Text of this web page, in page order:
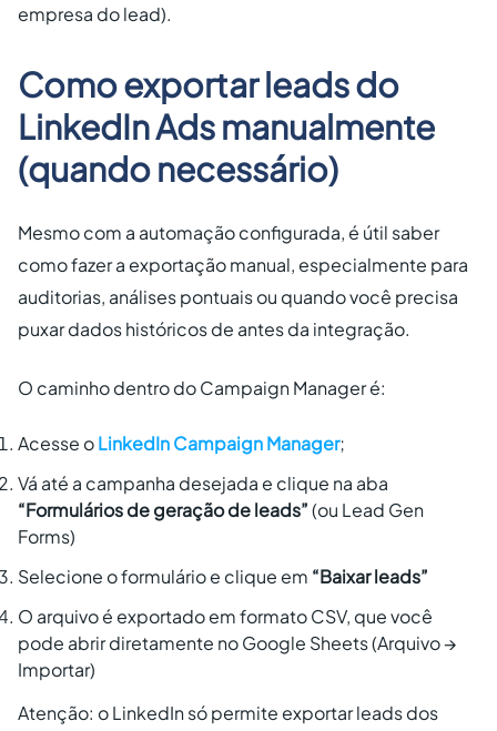
empresa do lead).
Como exportar leads do
LinkedIn Ads manualmente
(quando necessário)
Mesmo com a automação configurada, é útil saber
como fazer a exportação manual, especialmente para
auditorias, análises pontuais ou quando você precisa
puxar dados históricos de antes da integração.
O caminho dentro do Campaign Manager é:
Acesse oLinkedIn Campaign Manager;
Vá até a campanha desejada e clique na aba
“Formulários de geração de leads”(ou Lead Gen
Forms)
Selecione o formulário e clique em “Baixar leads”
O arquivo é exportado em formato CSV, que você
pode abrir diretamente no Google Sheets (Arquivo →
Importar)
Atenção: o LinkedIn só permite exportar leads dos